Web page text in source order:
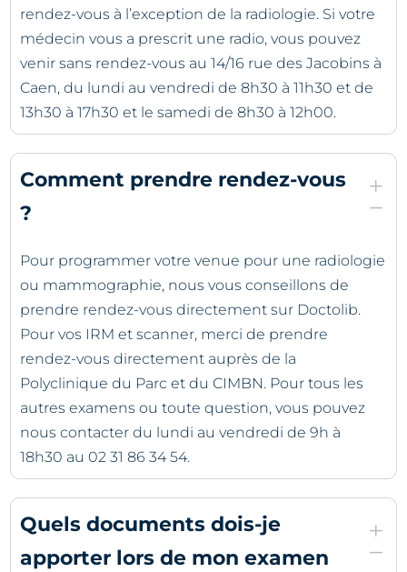
rendez-vous à l’exception de la radiologie. Si votre
médecin vous a prescrit une radio, vous pouvez
venir sans rendez-vous au 14/16 rue des Jacobins à
Caen, du lundi au vendredi de 8h30 à 11h30 et de
13h30 à 17h30 et le samedi de 8h30 à 12h00.
Comment prendre rendez-vous
?
L
K
Pour programmer votre venue pour une radiologie
ou mammographie, nous vous conseillons de
prendre rendez-vous directement sur Doctolib.
Pour vos IRM et scanner, merci de prendre
rendez-vous directement auprès de la
Polyclinique du Parc et du CIMBN. Pour tous les
autres examens ou toute question, vous pouvez
nous contacter du lundi au vendredi de 9h à
18h30 au 02 31 86 34 54.
Quels documents dois-je
apporter lors de mon examen
L
K